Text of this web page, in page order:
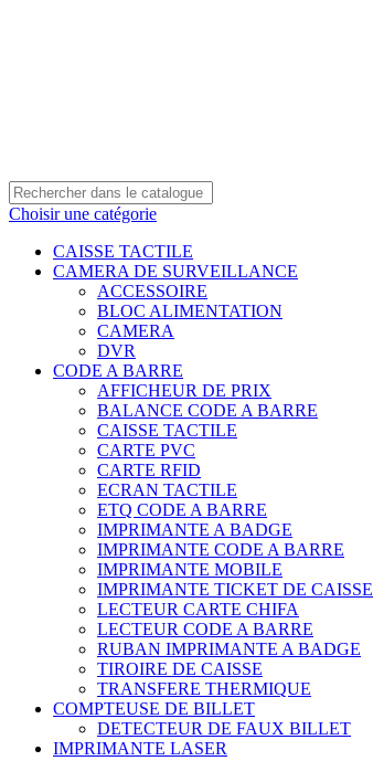
Choisir une catégorie
CAISSE TACTILE
CAMERA DE SURVEILLANCE
ACCESSOIRE
BLOC ALIMENTATION
CAMERA
DVR
CODE A BARRE
AFFICHEUR DE PRIX
BALANCE CODE A BARRE
CAISSE TACTILE
CARTE PVC
CARTE RFID
ECRAN TACTILE
ETQ CODE A BARRE
IMPRIMANTE A BADGE
IMPRIMANTE CODE A BARRE
IMPRIMANTE MOBILE
IMPRIMANTE TICKET DE CAISSE
LECTEUR CARTE CHIFA
LECTEUR CODE A BARRE
RUBAN IMPRIMANTE A BADGE
TIROIRE DE CAISSE
TRANSFERE THERMIQUE
COMPTEUSE DE BILLET
DETECTEUR DE FAUX BILLET
IMPRIMANTE LASER